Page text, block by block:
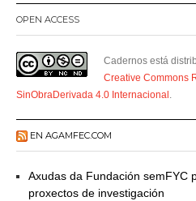
OPEN ACCESS
Cadernos está
Creative Commons
SinObraDerivada 4.0 Internacional .
EN AGAMFEC.COM
Axudas da Fundación semFYC
proxectos de investigación